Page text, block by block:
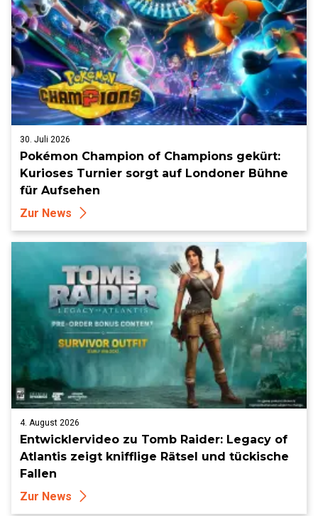
30. Juli 2026
Pokémon Champion of Champions gekürt:
Kurioses Turnier sorgt auf Londoner Bühne
für Aufsehen
Zur News
4. August 2026
Entwicklervideo zu Tomb Raider: Legacy of
Atlantis zeigt knifflige Rätsel und tückische
Fallen
Zur News